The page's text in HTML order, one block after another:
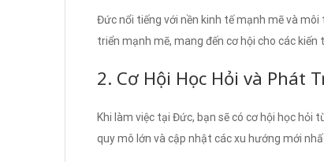
Đức nổi tiếng với nền kinh tế mạnh mẽ và
triển mạnh mẽ, mang đến cơ hội cho các
2. Cơ Hội Học Hỏi và Phát
Khi làm việc tại Đức, bạn sẽ có cơ hội học
quy mô lớn và cập nhật các xu hướng mới